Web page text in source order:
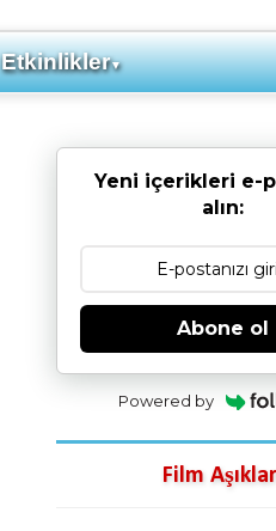
Etkinlikler▼
Yeni içerikleri e-
alın:
Abone ol
Powered by
Film